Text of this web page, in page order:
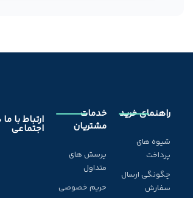
راهنمای خرید
شیوه های
پرداخت
چگونگی ارسال
سفارش
خدمات
مشتریان
پرسش های
متداول
حریم خصوصی
ارتباط با
اجتماعی